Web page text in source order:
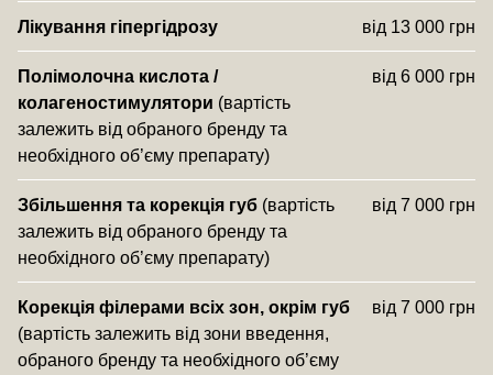
Лікування гіпергідрозу від 13 000 грн
Полімолочна кислота /
колагеностимулятори (вартість
залежить від обраного бренду та
необхідного об’єму препарату)
від 6 000 грн
Збільшення та корекція губ (вартість
залежить від обраного бренду та
необхідного об’єму препарату)
від 7 000 грн
Корекція філерами всіх зон, окрім губ
(вартість залежить від зони введення,
обраного бренду та необхідного об’єму
від 7 000 грн